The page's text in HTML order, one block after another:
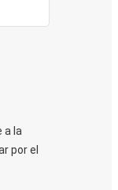
a la
por el